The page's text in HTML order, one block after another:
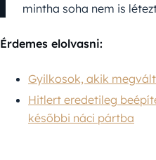
mintha soha nem is
Érdemes elolvasni:
Gyilkosok, akik
Hitlert eredetileg
későbbi náci pártba